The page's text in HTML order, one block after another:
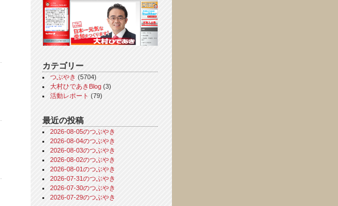
カテゴリー
つぶやき (5704)
大村ひであきBlog (3)
活動レポート (79)
最近の投稿
2026-08-05のつぶやき
2026-08-04のつぶやき
2026-08-03のつぶやき
2026-08-02のつぶやき
2026-08-01のつぶやき
2026-07-31のつぶやき
2026-07-30のつぶやき
2026-07-29のつぶやき